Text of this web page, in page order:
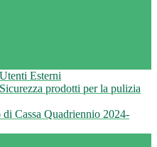
Esterni
prodotti per la pulizia
Cassa Quadriennio 2024-